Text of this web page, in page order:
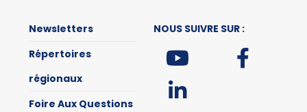
Newsletters
Répertoires
régionaux
Foire Aux Questions
NOUS SUIVRE SUR :